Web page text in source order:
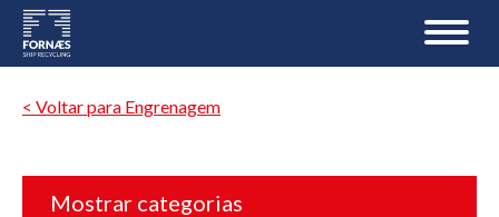
< Voltar para Engrenagem
Mostrar categorias